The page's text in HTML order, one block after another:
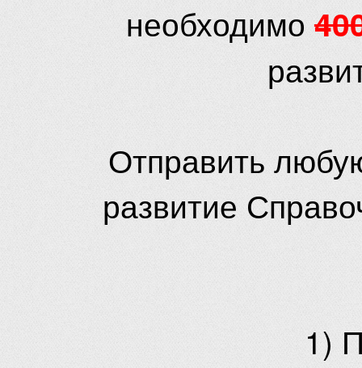
необходимо
Отправить
развитие
1)